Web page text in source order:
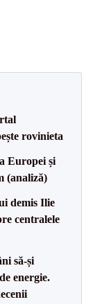
rovinieta
Europei și
(analiză)
demis Ilie
centralele
să-și
energie.